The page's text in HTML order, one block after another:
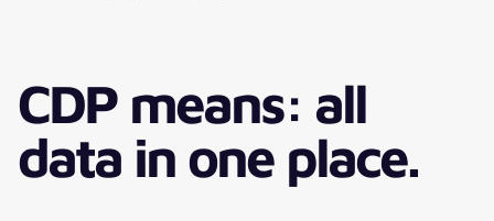
CDP means: all
data in one place.